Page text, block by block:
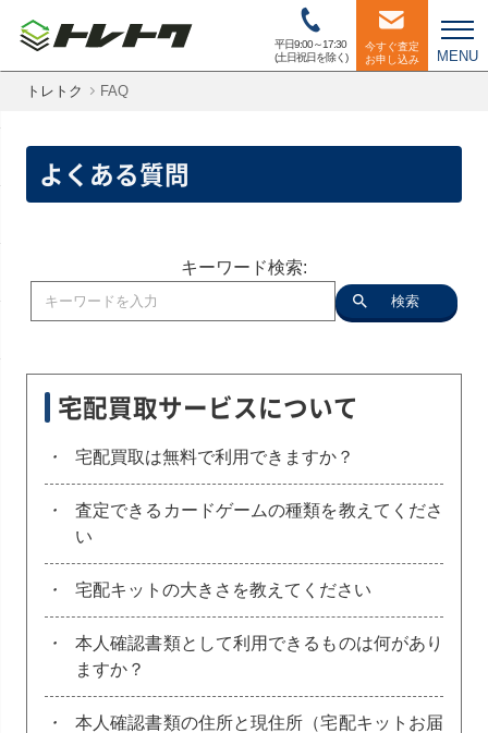
平日9:00～17:30
(土日祝日を除く)
今すぐ査定
お申し込み
MENU
トレトク FAQ
よくある質問
キーワード検索:
検索
宅配買取サービスについて
・ 宅配買取は無料で利用できますか？
・
査定できるカードゲームの種類を教えてくださ
い
・ 宅配キットの大きさを教えてください
・
本人確認書類として利用できるものは何があり
ますか？
・
本人確認書類の住所と現住所（宅配キットお届